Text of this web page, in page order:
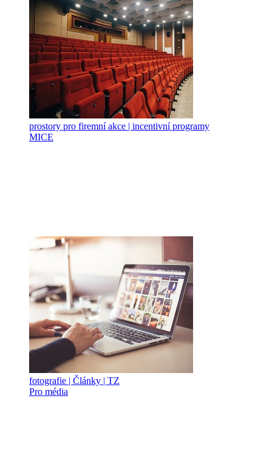
prostory pro firemní akce | incentivní programy
MICE
fotografie | Články | TZ
Pro média